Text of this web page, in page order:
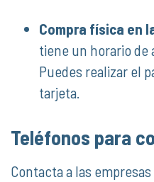
Compra física en
tiene un horario de
Puedes realizar el
tarjeta.
Teléfonos para
Contacta a las